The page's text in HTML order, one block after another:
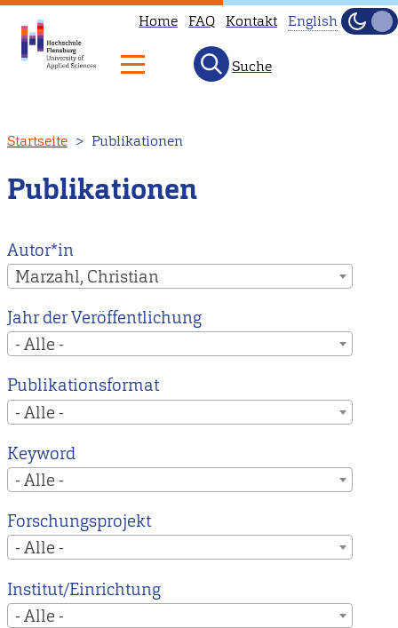
zum
Inhalt
Home FAQ Kontakt
to
our
main
instead.
English
Hell
Suche
Startseite Publikationen
Publikationen
Autor*in
Marzahl, Christian
Jahr der Veröffentlichung
- Alle -
Publikationsformat
- Alle -
Keyword
- Alle -
Forschungsprojekt
- Alle -
Institut/Einrichtung
- Alle -